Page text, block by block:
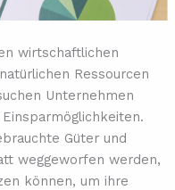
wirtschaftlichen
Ressourcen
Unternehmen
Güter und
weggeworfen werden,
können, um ihre